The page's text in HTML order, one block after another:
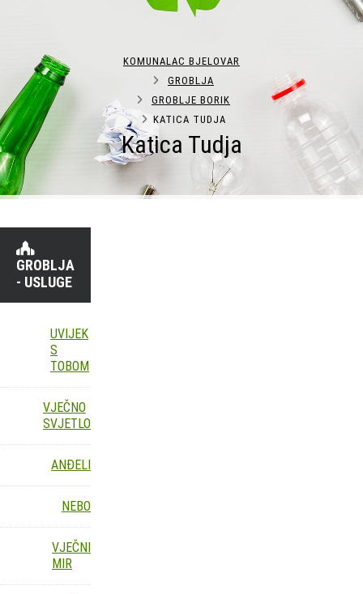
Katica Tudja
KOMUNALAC BJELOVAR
GROBLJA
GROBLJE BORIK
KATICA TUDJA
GROBLJA
- USLUGE
UVIJEK
S
TOBOM
VJEČNO
SVJETLO
ANĐELI
NEBO
VJEČNI
MIR